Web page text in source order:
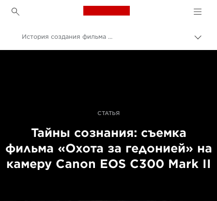
Canon Logo, back to
История создания фильма «Охота за гедонией»
СТАТЬЯ
Тайны сознания: съемка
фильма «Охота за гедонией» на
камеру Canon EOS C300 Mark II